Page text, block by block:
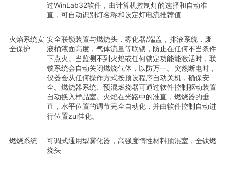
过WinLab32软件，由计算机控制灯的选择和自动准
直，可自动识别灯名称和设定灯电流推荐值
火焰系统安
全保护
安全联锁装置与燃烧头，雾化器/端盖，排液系统，废
液桶液面高度，气体流量等联锁，防止在任何不当条件
下点火。当监测不到火焰或任何锁定功能能激活时，联
锁系统会自动关闭燃烧气体，以防万一。突然断电时，
仪器会从任何操作方式按预设程序自动关机，确保安
全。燃烧器系统、预混燃烧器可通过软件控制驱动装置
自动换入样品室。火焰在光路中的准直，燃烧器的垂
直，水平位置的调节完全自动化，并由软件控制自动进
行位置zui佳化。
燃烧系统
可调式通用型雾化器，高强度惰性材料预混室，全钛燃
烧头